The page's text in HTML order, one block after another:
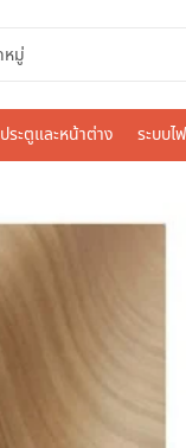
ประตูและหน้าต่าง ระบบไ